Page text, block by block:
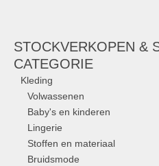
STOCKVERKOPEN &
CATEGORIE
Kleding
Volwassenen
Baby's en kinderen
Lingerie
Stoffen en materiaal
Bruidsmode